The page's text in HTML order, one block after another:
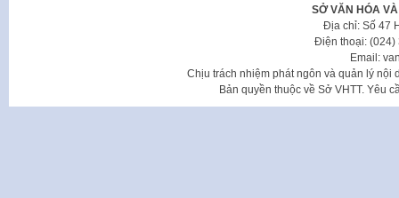
SỞ VĂN HÓA
Địa chỉ: Số 47
Điện thoại: (024)
Email:
Chịu trách nhiệm phát ngôn và quản lý nội
Bản quyền thuộc về Sở VHTT. Yêu